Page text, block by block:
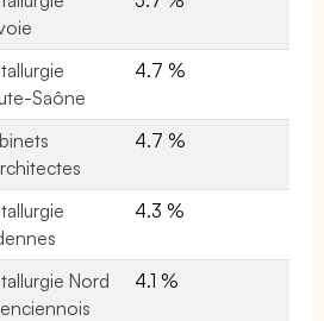
Saône
4.7 %
4.7 %
4.3 %
Nord
4.1 %